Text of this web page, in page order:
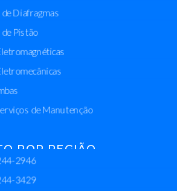
Diafragmas
Pistão
de Manutenção
POR REGIÃO
2946
3429